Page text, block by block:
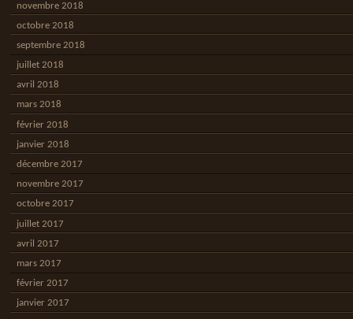
novembre 2018
octobre 2018
septembre 2018
juillet 2018
avril 2018
mars 2018
février 2018
janvier 2018
décembre 2017
novembre 2017
octobre 2017
juillet 2017
avril 2017
mars 2017
février 2017
janvier 2017